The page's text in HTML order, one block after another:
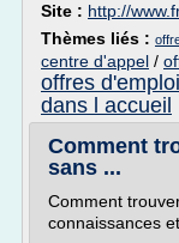
Site : http://
Thèmes liés :
centre d'appel /
offres
dans l accueil
Comment
sans ...
Comment
connaissances